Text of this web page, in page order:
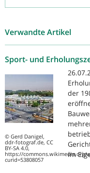
Verwandte Artikel
Sport- und
© Gerd Danigel,
ddr-fotograf.de, CC
BY-SA 4.0,
https://commons.wikimedia.org/
curid=53808057
der
im